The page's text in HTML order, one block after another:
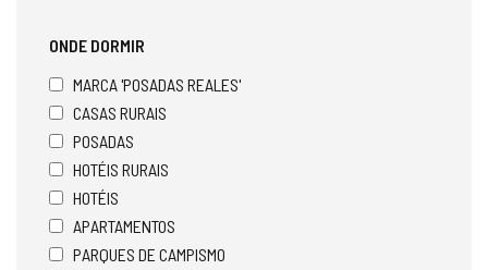
ONDE DORMIR
MARCA 'POSADAS REALES'
CASAS RURAIS
POSADAS
HOTÉIS RURAIS
HOTÉIS
APARTAMENTOS
PARQUES DE CAMPISMO